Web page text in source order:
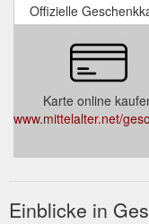
Offizielle
Karte online
www.mittelalter.net/
Einblicke in